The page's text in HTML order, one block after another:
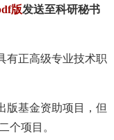
版发送至科研秘书
有正高级专业技术职
版基金资助项目，但
个项目。